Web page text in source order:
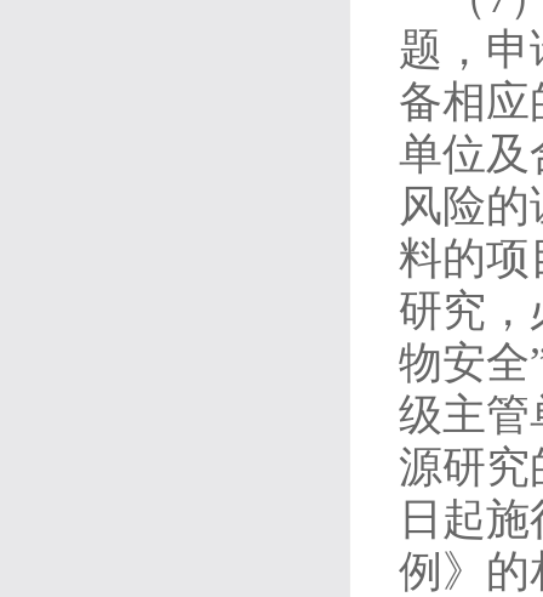
题，
备相应
单位及
风险
料的项
研究，
物安全
级主管
源研究
日起
例》的